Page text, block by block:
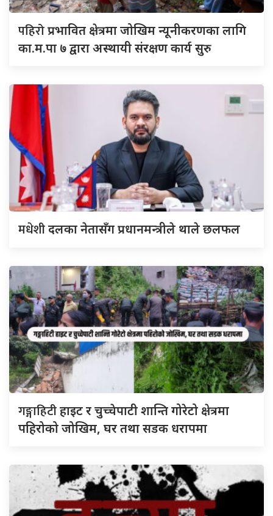
पहिरोप्रभावित क्षेत्रमा जोखिम न्यूनीकरणका लागि
का.म.पा ७ द्वारा अस्थायी संरक्षण कार्य सुरु
मधेशीदलका नेतासँग प्रधानमन्त्रीले थाले छलफल
गङ्गाहिटीहाइट र चुच्चेपाटी शान्ति गोरेटो क्षेत्रमा
पहिरोको जोखिम, घर तथा सडक धरापमा